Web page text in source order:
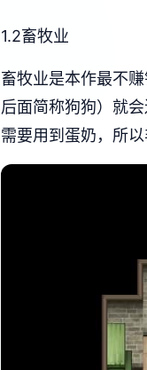
1.2畜牧业
畜牧业是本作最不
后面简称狗狗）就
需要用到蛋奶，所以